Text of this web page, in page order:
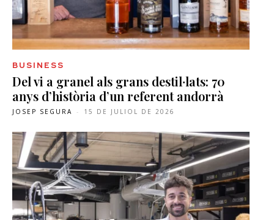
BUSINESS
Del vi a granel als grans destil·lats: 70
anys d’història d’un referent andorrà
JOSEP SEGURA - 15 DE JULIOL DE 2026